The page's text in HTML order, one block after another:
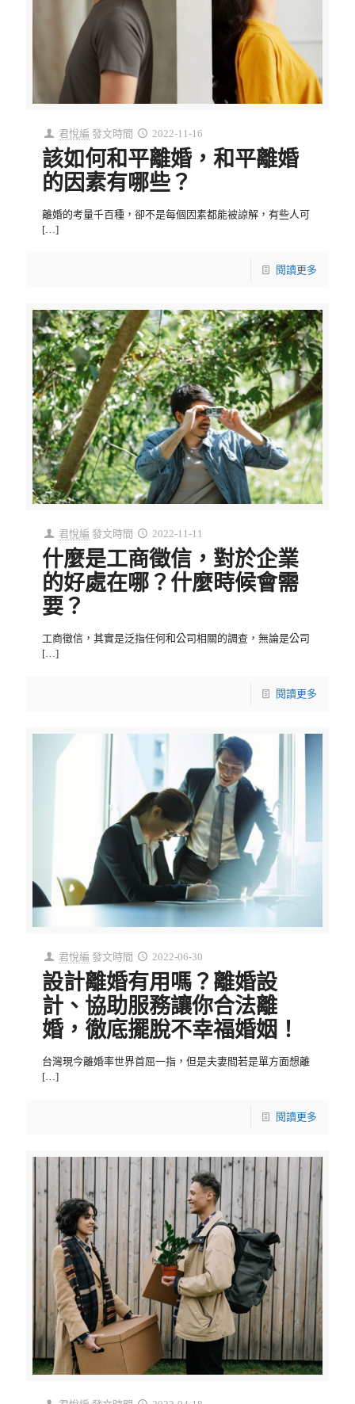
君悅編 發文時間 2022-11-16
該如何和平離婚，和平離婚
的因素有哪些？
離婚的考量千百種，卻不是每個因素都能被諒解，有些人可
[…]
閱讀更多
君悅編 發文時間 2022-11-11
什麼是工商徵信，對於企業
的好處在哪？什麼時候會需
要？
工商徵信，其實是泛指任何和公司相關的調查，無論是公司
[…]
閱讀更多
君悅編 發文時間 2022-06-30
設計離婚有用嗎？離婚設
計、協助服務讓你合法離
婚，徹底擺脫不幸福婚姻！
台灣現今離婚率世界首屈一指，但是夫妻間若是單方面想離
[…]
閱讀更多